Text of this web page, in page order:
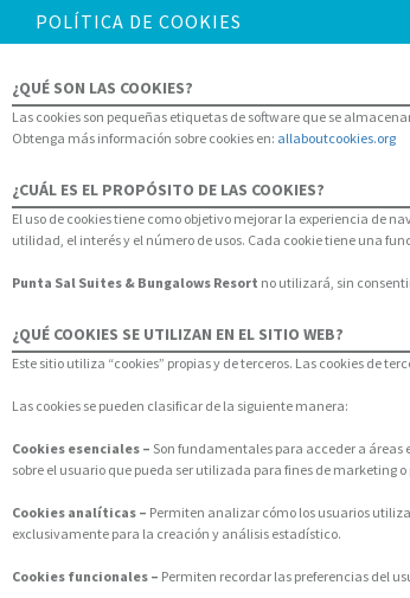
POLÍTICA DE COOKIES
¿QUÉ SON LAS COOKIES?
Las cookies son pequeñas etiquetas de software que se
Obtenga más información sobre cookies en: allaboutcookies.org
¿CUÁL ES EL PROPÓSITO DE LAS COOKIES?
El uso de cookies tiene como objetivo mejorar la experiencia de
utilidad, el interés y el número de usos. Cada cookie tiene una
Punta Sal Suites & Bungalows Resort no utilizará, sin
¿QUÉ COOKIES SE UTILIZAN EN EL SITIO WEB?
Este sitio utiliza “cookies” propias y de terceros. Las cookies de
Las cookies se pueden clasificar de la siguiente manera:
Cookies esenciales – Son fundamentales para acceder a áreas
sobre el usuario que pueda ser utilizada para fines de marketing
Cookies analíticas – Permiten analizar cómo los usuarios
exclusivamente para la creación y análisis estadístico.
Cookies funcionales – Permiten recordar las preferencias del